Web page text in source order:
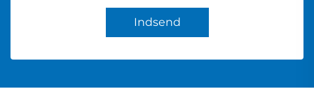
Indsend